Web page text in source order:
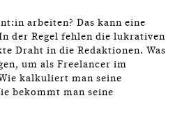
arbeiten? Das kann eine
der Regel fehlen die lukrativen
Draht in die Redaktionen. Was
um als Freelancer im
kalkuliert man seine
bekommt man seine